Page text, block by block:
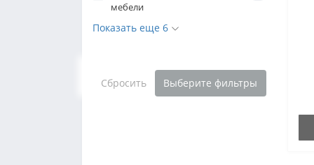
мебели
Показать еще 6
Сбросить Выберите фильтры